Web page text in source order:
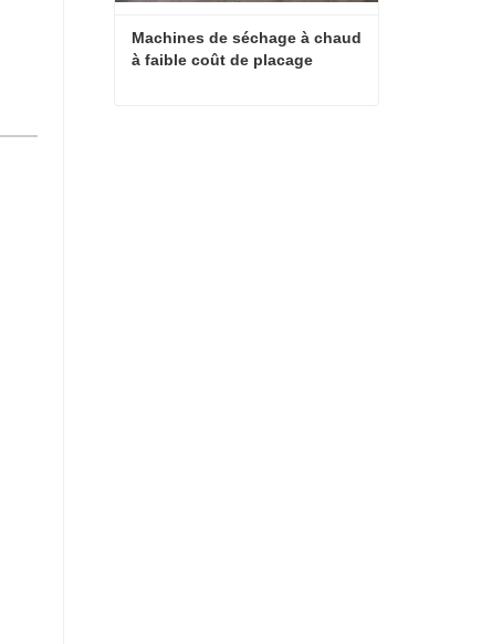
Machines de séchage à chaud
à faible coût de placage